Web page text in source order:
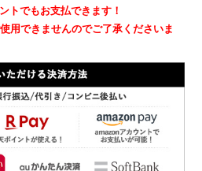
トでもお支払できます！
用できませんのでご了承くださいま